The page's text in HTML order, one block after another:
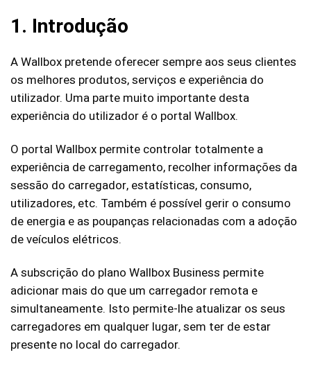
1. Introdução
A Wallbox pretende oferecer sempre aos seus clientes
os melhores produtos, serviços e experiência do
utilizador. Uma parte muito importante desta
experiência do utilizador é o portal Wallbox.
O portal Wallbox permite controlar totalmente a
experiência de carregamento, recolher informações da
sessão do carregador, estatísticas, consumo,
utilizadores, etc. Também é possível gerir o consumo
de energia e as poupanças relacionadas com a adoção
de veículos elétricos.
A subscrição do plano Wallbox Business permite
adicionar mais do que um carregador remota e
simultaneamente. Isto permite-lhe atualizar os seus
carregadores em qualquer lugar, sem ter de estar
presente no local do carregador.